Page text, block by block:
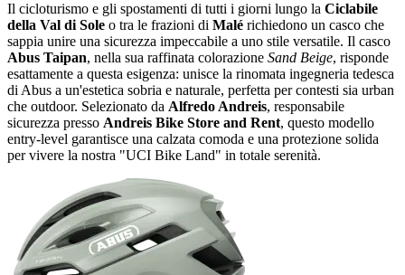
Il cicloturismo e gli spostamenti di tutti i giorni lungo la Ciclabile
della Val di Sole o tra le frazioni di Malé richiedono un casco che
sappia unire una sicurezza impeccabile a uno stile versatile. Il casco
Abus Taipan, nella sua raffinata colorazione Sand Beige, risponde
esattamente a questa esigenza: unisce la rinomata ingegneria tedesca
di Abus a un'estetica sobria e naturale, perfetta per contesti sia urban
che outdoor. Selezionato da Alfredo Andreis, responsabile
sicurezza presso Andreis Bike Store and Rent, questo modello
entry-level garantisce una calzata comoda e una protezione solida
per vivere la nostra "UCI Bike Land" in totale serenità.